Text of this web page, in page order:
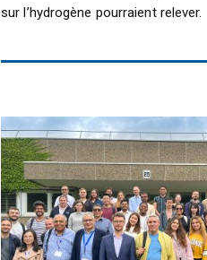
sur l’hydrogène pourraient relever.